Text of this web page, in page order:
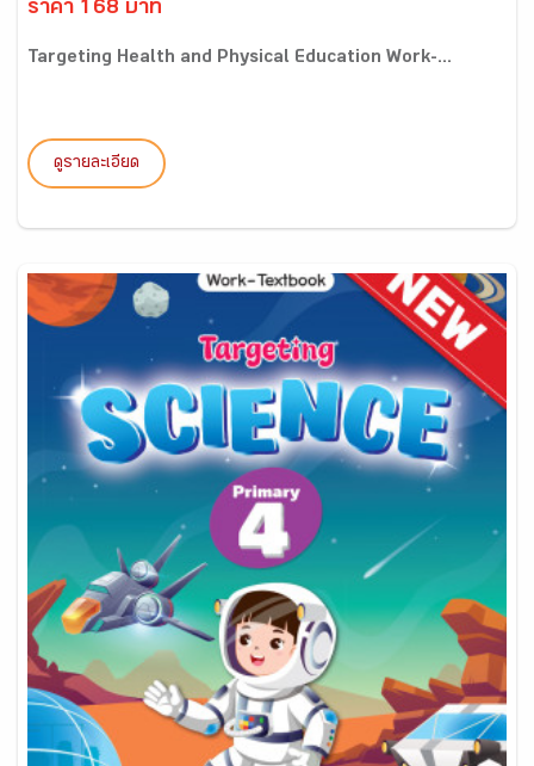
ราคา 168 บาท
Targeting Health and Physical Education Work-...
ดูรายละเอียด